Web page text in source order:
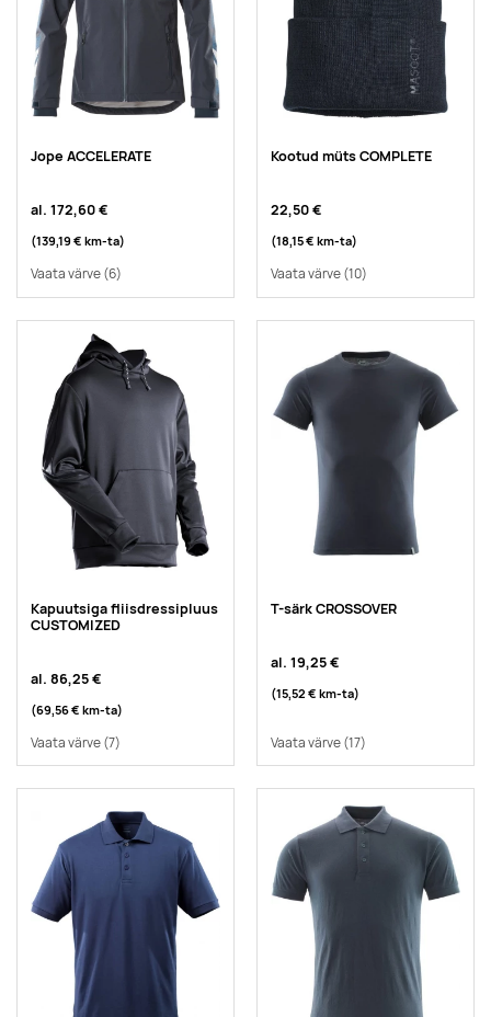
Jope ACCELERATE
al. 172,60 €
(139,19 € km-ta)
Vaata värve(6)
Kootud müts COMPLETE
22,50 €
(18,15 € km-ta)
Vaata värve(10)
Kapuutsiga fliisdressipluus
CUSTOMIZED
al. 86,25 €
(69,56 € km-ta)
Vaata värve(7)
T-särk CROSSOVER
al. 19,25 €
(15,52 € km-ta)
Vaata värve(17)